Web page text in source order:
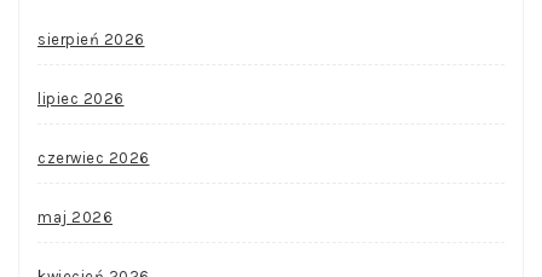
sierpień 2026
lipiec 2026
czerwiec 2026
maj 2026